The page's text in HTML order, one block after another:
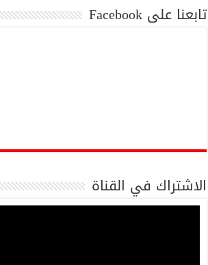
تابعنا على Facebook
الاشتراك في القناة